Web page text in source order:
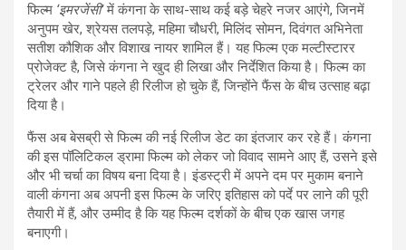
फिल्म ‘इमरजेंसी’में कंगना के साथ-साथ कई बड़े चेहरे नजर आएंगे, जिनमें
अनुपम खेर, श्रेयस तलपड़े, महिमा चौधरी, मिलिंद सोमन, दिवंगत अभिनेता
सतीश कौशिक और विशाख नायर शामिल हैं। यह फिल्म एक मल्टीस्टारर
प्रोजेक्ट है, जिसे कंगना ने खुद ही लिखा और निर्देशित किया है। फिल्म का
ट्रेलर और गाने पहले ही रिलीज हो चुके हैं, जिन्होंने फैंस के बीच उत्साह बढ़ा
दिया है।
फैंस अब बेसब्री से फिल्म की नई रिलीज डेट का इंतजार कर रहे हैं। कंगना
की इस पॉलिटिकल ड्रामा फिल्म को लेकर जो विवाद सामने आए हैं, उसने इसे
और भी चर्चा का विषय बना दिया है। इंडस्ट्री में अपने दम पर मुकाम बनाने
वाली कंगना अब अपनी इस फिल्म के जरिए इतिहास को पर्दे पर लाने की पूरी
तैयारी में हैं, और उम्मीद है कि यह फिल्म दर्शकों के बीच एक खास जगह
बनाएगी।